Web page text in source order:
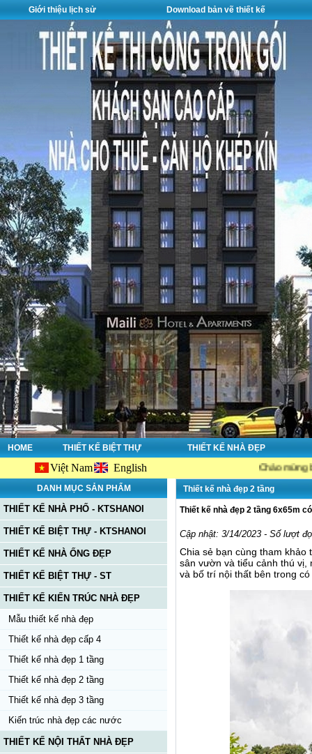
Giới thiệu lịch sử Download bản vẽ thiết kế
HOME THIẾT KẾ BIỆT THỰ THIẾT KẾ NHÀ ĐẸP
Việt Nam English Chào mừng bạn
DANH MỤC SẢN PHẨM
THIẾT KẾ NHÀ PHỐ - KTSHANOI
THIẾT KẾ BIỆT THỰ - KTSHANOI
THIẾT KẾ NHÀ ỐNG ĐẸP
THIẾT KẾ BIỆT THỰ - ST
THIẾT KẾ KIẾN TRÚC NHÀ ĐẸP
Mẫu thiết kế nhà đẹp
Thiết kế nhà đẹp cấp 4
Thiết kế nhà đẹp 1 tầng
Thiết kế nhà đẹp 2 tầng
Thiết kế nhà đẹp 3 tầng
Kiến trúc nhà đẹp các nước
THIẾT KẾ NỘI THẤT NHÀ ĐẸP
Thiết kế nhà đẹp 2 tầng
Thiết kế nhà đẹp 2 tầng 6x65m
Cập nhật: 3/14/2023 - Số lượt
Chia sẻ bạn cùng tham khảo
sân vườn và tiểu cảnh thú
và bố trí nội thất bên trong